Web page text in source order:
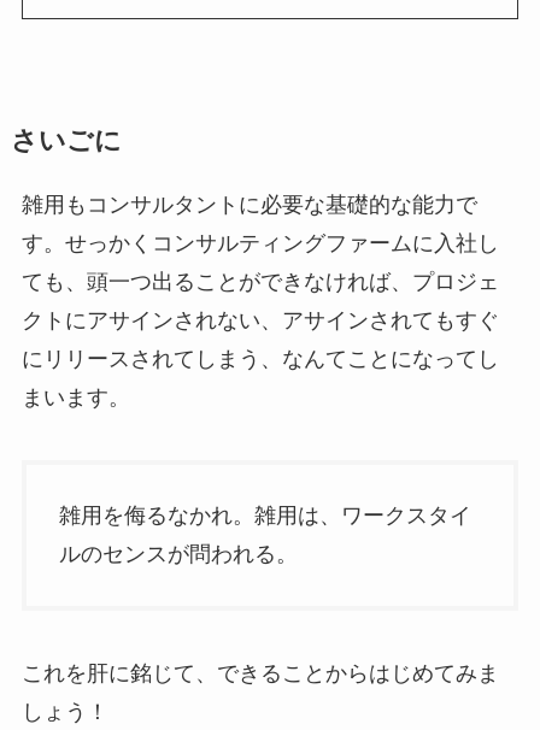
さいごに
雑用もコンサルタントに必要な基礎的な能力で
す。せっかくコンサルティングファームに入社し
ても、頭一つ出ることができなければ、プロジェ
クトにアサインされない、アサインされてもすぐ
にリリースされてしまう、なんてことになってし
まいます。
雑用を侮るなかれ。雑用は、ワークスタイ
ルのセンスが問われる。
これを肝に銘じて、できることからはじめてみま
しょう！